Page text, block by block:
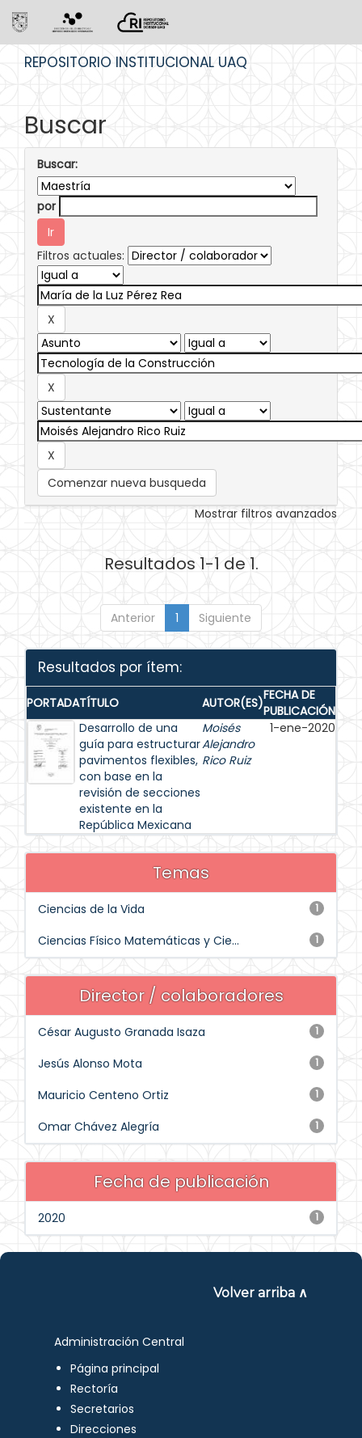
REPOSITORIO INSTITUCIONAL UAQ
Buscar
Buscar:
por
Filtros actuales:
Comenzar nueva busqueda
Mostrar filtros avanzados
Resultados 1-1 de 1.
Anterior 1 Siguiente
Resultados por ítem:
PORTADATÍTULO AUTOR(ES)FECHA DE
PUBLICACIÓN
Desarrollo de una
guía para estructurar
pavimentos flexibles,
con base en la
revisión de secciones
existente en la
República Mexicana
Moisés
Alejandro
Rico Ruiz
1-ene-2020
Temas
1
Ciencias de la Vida
1
Ciencias Físico Matemáticas y Cie...
Director / colaboradores
1
César Augusto Granada Isaza
1
Jesús Alonso Mota
1
Mauricio Centeno Ortiz
1
Omar Chávez Alegría
Fecha de publicación
1
2020
Volver arriba ∧
Administración Central
Página principal
Rectoría
Secretarios
Direcciones